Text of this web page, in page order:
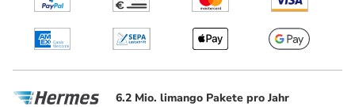
6.2 Mio. limango Pakete pro Jahr